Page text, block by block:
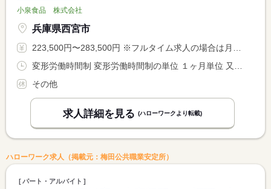
小泉食品 株式会社
兵庫県西宮市
223,500円〜283,500円 ※フルタイム求人の場合は月額（換算額）、パート求人の場合は時間額を表示しています。
その他
求人詳細を見る (ハローワークより転載)
ハローワーク求人（掲載元：梅田公共職業安定所）
パート・アルバイト